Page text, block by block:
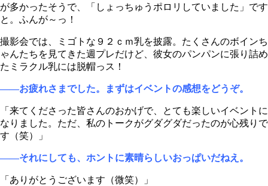
が多かったそうで、「しょっちゅうポロリしていました」です
と。ふんが～っ！
撮影会では、ミゴトな９２ｃｍ乳を披露。たくさんのボインち
ゃんたちを見てきた週プレだけど、彼女のパンパンに張り詰め
たミラクル乳には脱帽っス！
――お疲れさまでした。まずはイベントの感想をどうぞ。
「来てくださった皆さんのおかげで、とても楽しいイベントに
なりました。ただ、私のトークがグダグダだったのが心残りで
す（笑）」
――それにしても、ホントに素晴らしいおっぱいだねえ。
「ありがとうございます（微笑）」